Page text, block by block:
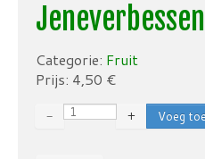
Jeneverbessen
Categorie: Fruit
Prijs: 4,50 €
− +